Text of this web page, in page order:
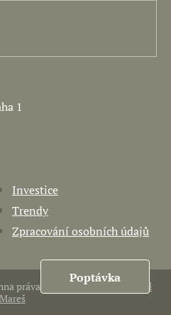
1
Investice
Trendy
Zpracování osobních údajů
práva vyhrazena. Vytvořil
Pavel
Mareš
Poptávka